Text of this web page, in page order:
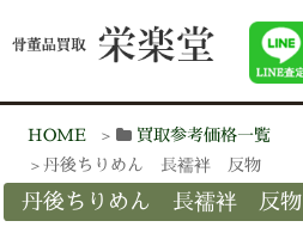
HOME
買取参考価格一覧
丹後ちりめん 長襦袢 反物
丹後ちりめん 長襦袢 反物